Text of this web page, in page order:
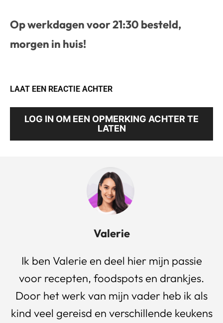
Op werkdagen voor 21:30 besteld,
morgen in huis!
LAAT EEN REACTIE ACHTER
LOG IN OM EEN OPMERKING ACHTER TE
LATEN
Valerie
Ik ben Valerie en deel hier mijn passie
voor recepten, foodspots en drankjes.
Door het werk van mijn vader heb ik als
kind veel gereisd en verschillende keukens